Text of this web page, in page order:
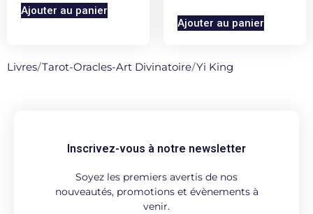
Ajouter au panier
Ajouter au panier
Livres/Tarot-Oracles-Art Divinatoire/Yi King
Inscrivez-vous à notre newsletter
Soyez les premiers avertis de nos
nouveautés, promotions et évènements à
venir.